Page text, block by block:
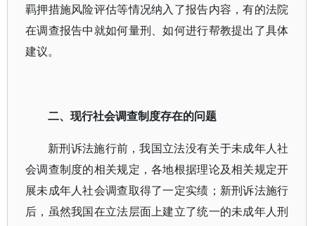
羁押措施风险评估等情况纳入了报告内容，有的法院
在调查报告中就如何量刑、如何进行帮教提出了具体
建议。
二、现行社会调查制度存在的问题
新刑诉法施行前，我国立法没有关于未成年人社
会调查制度的相关规定，各地根据理论及相关规定开
展未成年人社会调查取得了一定实绩；新刑诉法施行
后，虽然我国在立法层面上建立了统一的未成年人刑